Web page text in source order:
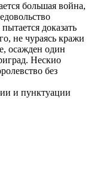
большая война,
доказать
не чураясь кражи
осажден один
Нескио
без
и пунктуации